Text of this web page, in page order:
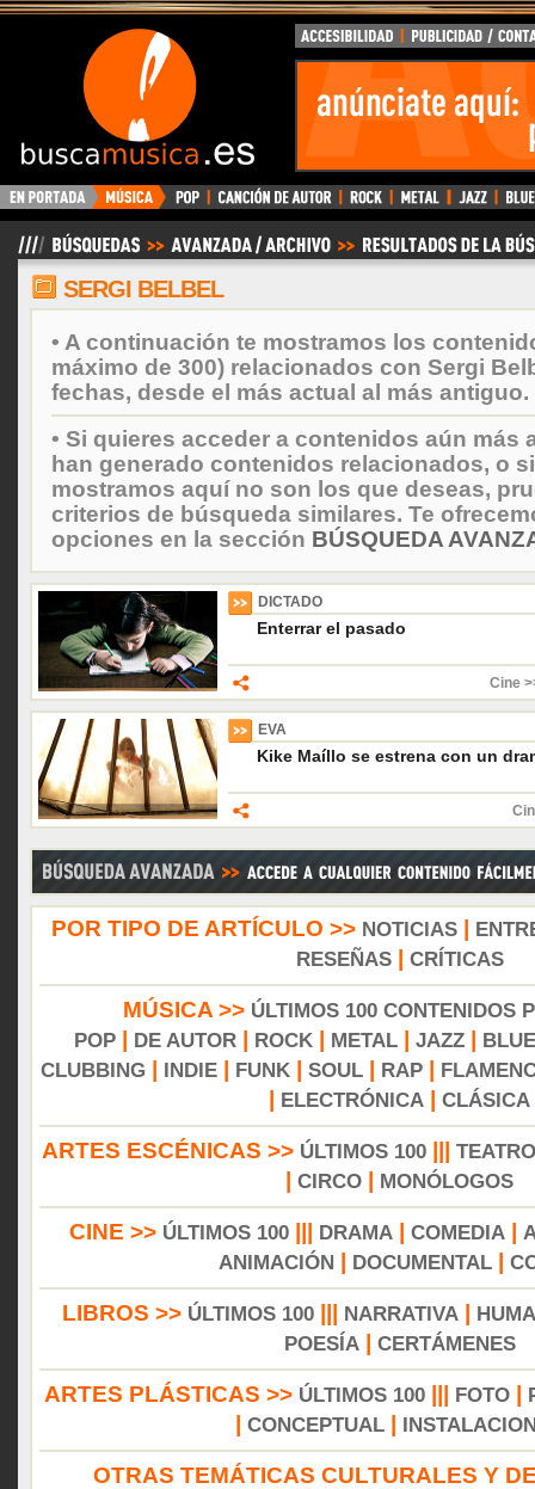
BuscaMusica.es
SERGI BELBEL
• A continuación te mostramos los
máximo de 300) relacionados con Sergi
fechas, desde el más actual al más antiguo.
• Si quieres acceder a contenidos aún más
han generado contenidos relacionados, o
mostramos aquí no son los que deseas,
criterios de búsqueda similares. Te
opciones en la sección BÚSQUEDA
DICTADO
Enterrar el pasado
Cine
EVA
Kike Maíllo se estrena con un
POR TIPO DE ARTÍCULO >> NOTICIAS|
RESEÑAS| CRÍTICAS
MÚSICA >> ÚLTIMOS 100 CONTENIDOS
POP
DE AUTOR ROCK METAL JAZZ
CLUBBING
INDIE FUNK SOUL RAP
ELECTRÓNICA CLÁSICA
ARTES ESCÉNICAS >> ÚLTIMOS 100||| TEATRO
CIRCO MONÓLOGOS
CINE >> ÚLTIMOS 100 DRAMA COMEDIA
ANIMACIÓN
DOCUMENTAL|
LIBROS >> ÚLTIMOS 100 NARRATIVA
POESÍA| CERTÁMENES
ARTES PLÁSTICAS >> ÚLTIMOS 100 FOTO
CONCEPTUAL
OTRAS TEMÁTICAS CULTURALES Y